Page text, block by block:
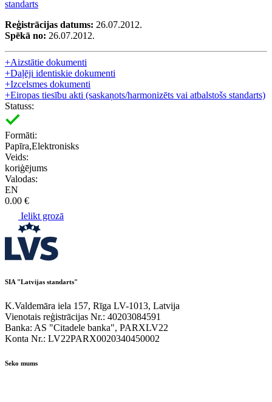
standarts
Reģistrācijas datums: 26.07.2012.
Spēkā no: 26.07.2012.
+Aizstātie dokumenti
+Daļēji identiskie dokumenti
+Izcelsmes dokumenti
+Eiropas tiesību akti (saskaņots/harmonizēts vai atbalstošs standarts)
Statuss:
Formāti:
Papīra,Elektronisks
Veids:
koriģējums
Valodas:
EN
0.00 €
Ielikt grozā
SIA "Latvijas standarts"
K.Valdemāra iela 157, Rīga LV-1013, Latvija
Vienotais reģistrācijas Nr.: 40203084591
Banka: AS "Citadele banka", PARXLV22
Konta Nr.: LV22PARX0020340450002
Seko mums